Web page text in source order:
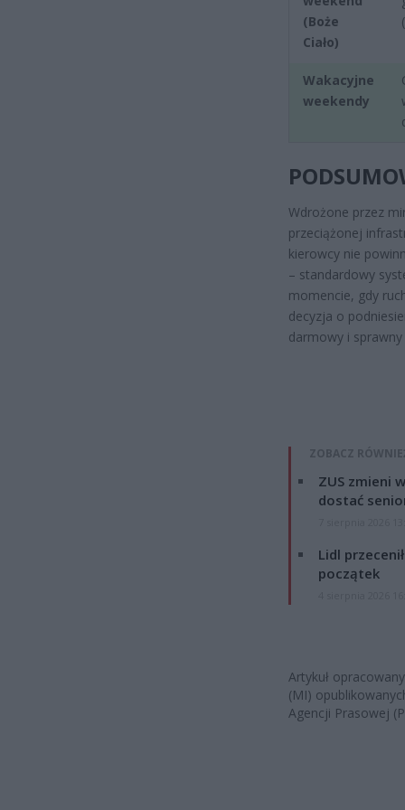
(Boże
Ciało)
Wakacyjne
weekendy
Wdrożone przez
przeciążonej
kierowcy nie
– standardowy
momencie, gdy
decyzja o
darmowy i
ZOBACZ
ZUS zmieni
dostać
Lidl
początek
Artykuł
(MI)
Agencji Prasowej